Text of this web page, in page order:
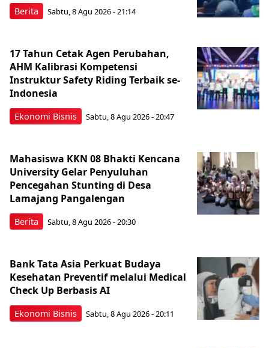
Berita Sabtu, 8 Agu 2026 - 21:14
Ekonomi Bisnis
17 Tahun Cetak Agen Perubahan,
AHM Kalibrasi Kompetensi
Instruktur Safety Riding Terbaik se-
Indonesia
Sabtu, 8 Agu 2026 - 20:47
Berita
Mahasiswa KKN 08 Bhakti Kencana
University Gelar Penyuluhan
Pencegahan Stunting di Desa
Lamajang Pangalengan
Sabtu, 8 Agu 2026 - 20:30
Ekonomi Bisnis
Bank Tata Asia Perkuat Budaya
Kesehatan Preventif melalui Medical
Check Up Berbasis AI
Sabtu, 8 Agu 2026 - 20:11